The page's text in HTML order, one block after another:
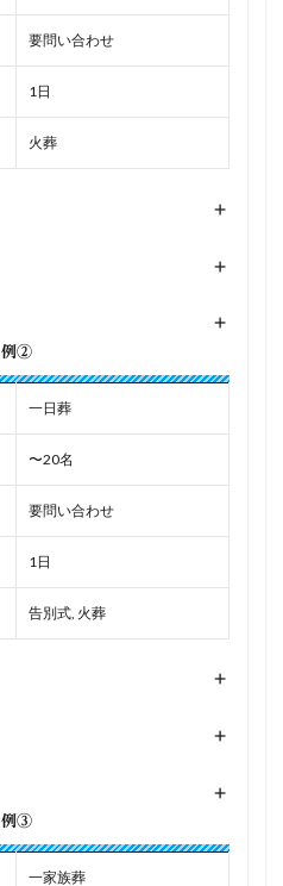
要問い合わせ
1日
火葬
+
+
+
例②
一日葬
〜20名
要問い合わせ
1日
告別式, 火葬
+
+
+
例③
一家族葬